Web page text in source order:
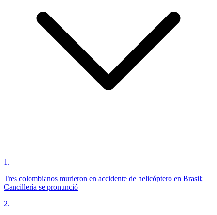
1 .
Tres colombianos murieron en accidente de helicóptero en Brasil;
Cancillería se pronunció
2.